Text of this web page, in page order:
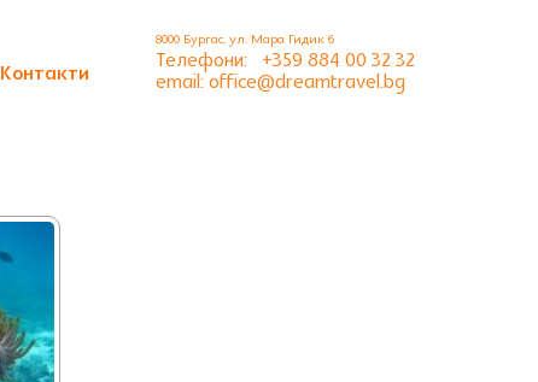
Контакти
8000 Бургас, ул. Мара Гидик 6
Телефони: +359 884 00 32 32
email: office@dreamtravel.bg